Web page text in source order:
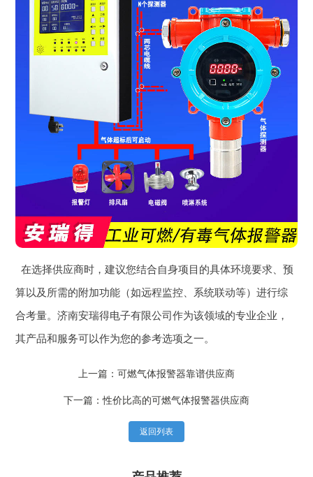
在选择供应商时，建议您结合自身项目的具体环境要求、预
算以及所需的附加功能（如远程监控、系统联动等）进行综
合考量。济南安瑞得电子有限公司作为该领域的专业企业，
其产品和服务可以作为您的参考选项之一。
上一篇：可燃气体报警器靠谱供应商
下一篇：性价比高的可燃气体报警器供应商
返回列表